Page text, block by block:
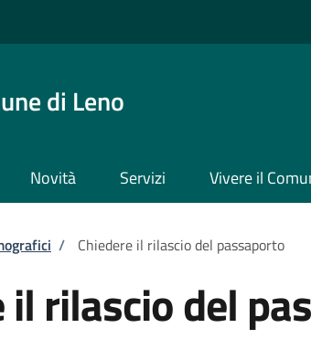
di Leno
Novità Servizi Vivere il
pane
/ Chiedere il rilascio del passaporto
il rilascio del